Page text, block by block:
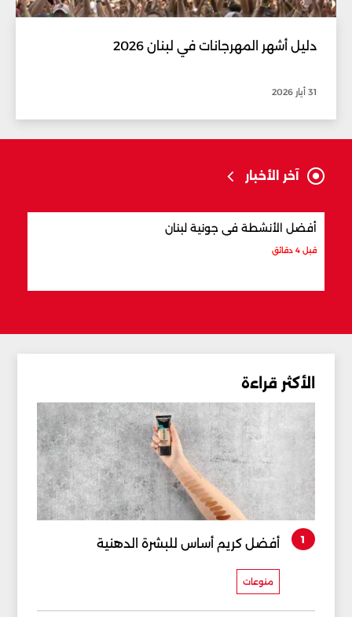
دليل أشهر المهرجانات في لبنان 2026
31 أيار 2026
آخر الأخبار
أفضل الأنشطة في جونية لبنان
قبل 4 دقائق
الأكثر قراءة
1 أفضل كريم أساس للبشرة الدهنية
منوعات